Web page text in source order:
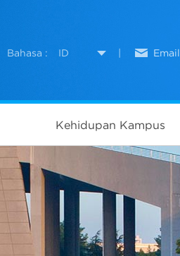
Bahasa : ID Email
Kehidupan Kampus